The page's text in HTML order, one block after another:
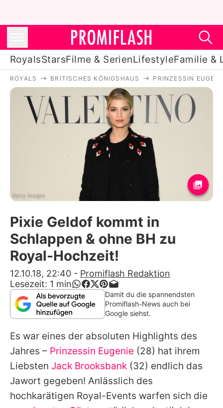
RoyalsStarsFilme & SerienLifestyleFamilie &
Royals
Stars
Filme & Serien
Lifestyle
Familie & Liebe
Promiflash Exklusiv
Alle Themen auf Promiflash
Jobs
App runterladen
Team
Redaktionelle Richtlinien
Impressum
Datenschutzerklärung
Nutzungsbedingungen
Utiq verwalten
ROYALS BRITISCHES KÖNIGSHAUS PRINZESSIN
Getty Images
Pixie Geldof kommt in
Schlappen & ohne BH zu
Royal-Hochzeit!
12.10.18, 22:40 - Promiflash Redaktion
Lesezeit: 1 min
Damit du die spannendsten
Promiflash-News auch bei
Google siehst.
Es war eines der absoluten Highlights des
Jahres – Prinzessin Eugenie (28) hat ihrem
Liebsten Jack Brooksbank (32) endlich das
Jawort gegeben! Anlässlich des
hochkarätigen Royal-Events warfen sich die